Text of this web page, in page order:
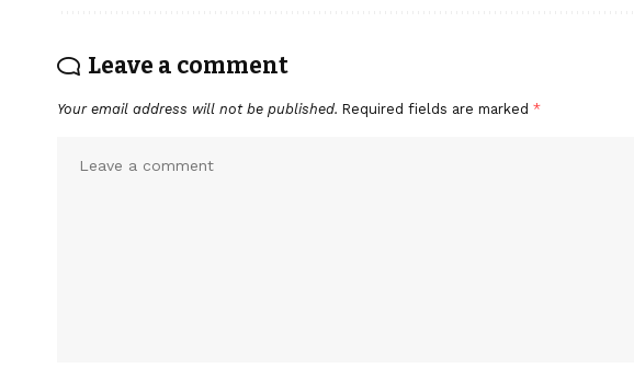
Leave a comment
Your email address will not be published. Required fields are marked *